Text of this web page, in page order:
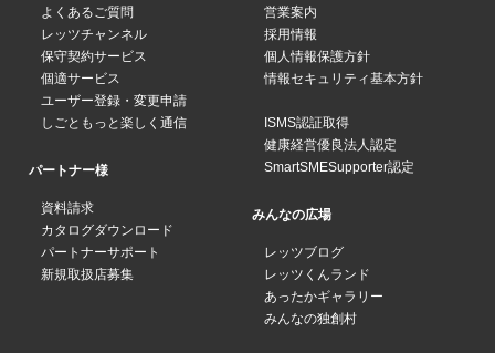
よくあるご質問
レッツチャンネル
保守契約サービス
個適サービス
ユーザー登録・変更申請
しごともっと楽しく通信
パートナー様
資料請求
カタログダウンロード
パートナーサポート
新規取扱店募集
営業案内
採用情報
個人情報保護方針
情報セキュリティ基本方針
ISMS認証取得
健康経営優良法人認定
SmartSMESupporter認定
みんなの広場
レッツブログ
レッツくんランド
あったかギャラリー
みんなの独創村